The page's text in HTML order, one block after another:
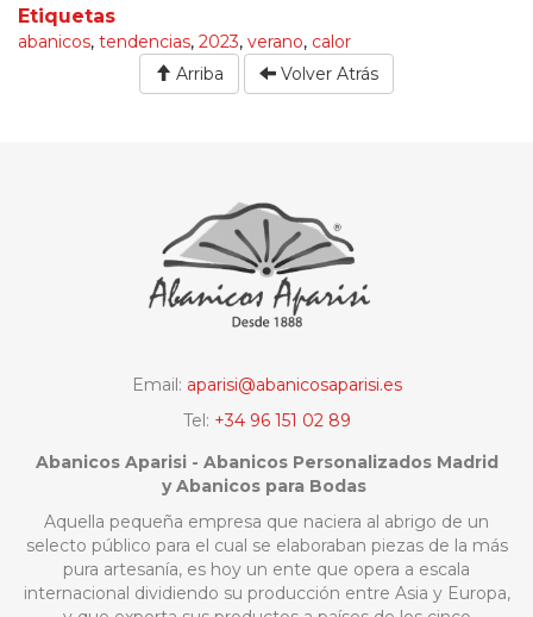
Etiquetas
abanicos, tendencias, 2023, verano, calor
Arriba
Volver Atrás
Email: aparisi@abanicosaparisi.es
Tel: +34 96 151 02 89
Abanicos Aparisi - Abanicos Personalizados Madrid
y Abanicos para Bodas
Aquella pequeña empresa que naciera al abrigo de un
selecto público para el cual se elaboraban piezas de la más
pura artesanía, es hoy un ente que opera a escala
internacional dividiendo su producción entre Asia y Europa,